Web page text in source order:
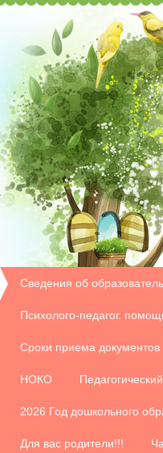
Сведения об
Психолого-педагог.
Сроки приема документов
НОКО
2026 Год дошкольного
Для вас родители!!!